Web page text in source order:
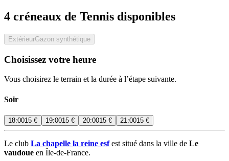
4 créneaux de Tennis disponibles
ExtérieurGazon synthétique
Choisissez votre heure
Vous choisirez le terrain et la durée à l’étape suivante.
Soir
18:0015 € 19:0015 € 20:0015 € 21:0015 €
Le club La chapelle la reine esfest situé dans la ville de Le
vaudoue en Île-de-France.